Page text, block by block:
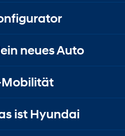
neues Auto
Mobilität
ist Hyundai